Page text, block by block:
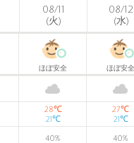
08/11
(火)
08/12
(水)
ほぼ安全 ほぼ安全
28℃
21℃
27℃
21℃
40% 40%